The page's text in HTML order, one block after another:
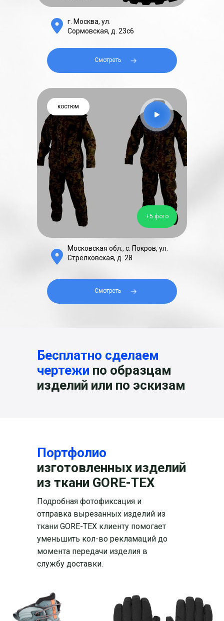
костюм
+5 фото
Смотреть⠀⠀
Смотреть⠀⠀
г. Москва, ул.
Сормовская, д. 23с6
Московская обл., с. Покров, ул.
Стрелковская, д. 28
Бесплатно сделаем
чертежи по образцам
изделий или по эскизам
Портфолио
изготовленных изделий
из ткани GORE-TEX
Подробная фотофиксация и
отправка вырезанных изделий из
ткани GORE-TEX клиенту помогает
уменьшить кол-во рекламаций до
момента передачи изделия в
службу доставки.
Контакты компании
по лазерной резке в
Москве